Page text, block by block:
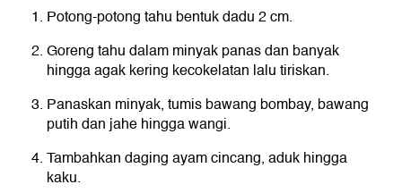
Potong-potong tahu bentuk dadu 2 cm.
Goreng tahu dalam minyak panas dan banyak
hingga agak kering kecokelatan lalu tiriskan.
Panaskan minyak, tumis bawang bombay, bawang
putih dan jahe hingga wangi.
Tambahkan daging ayam cincang, aduk hingga
kaku.